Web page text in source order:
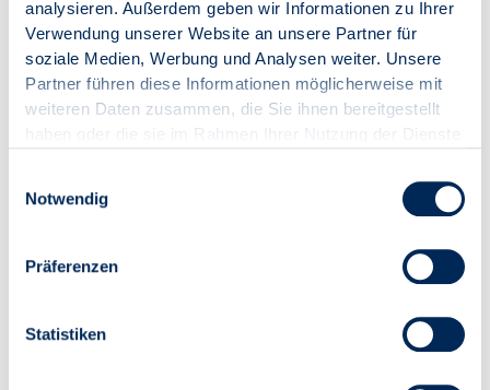
analysieren. Außerdem geben wir Informationen zu Ihrer
Verwendung unserer Website an unsere Partner für
soziale Medien, Werbung und Analysen weiter. Unsere
Partner führen diese Informationen möglicherweise mit
weiteren Daten zusammen, die Sie ihnen bereitgestellt
haben oder die sie im Rahmen Ihrer Nutzung der Dienste
Notwendig
Präferenzen
Statistiken
Ihr Ansprechpartner